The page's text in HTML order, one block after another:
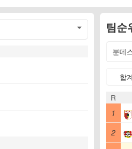
팀순
분데
합
R
1
2